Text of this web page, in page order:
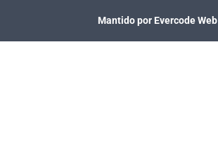
Mantido por Evercode Web